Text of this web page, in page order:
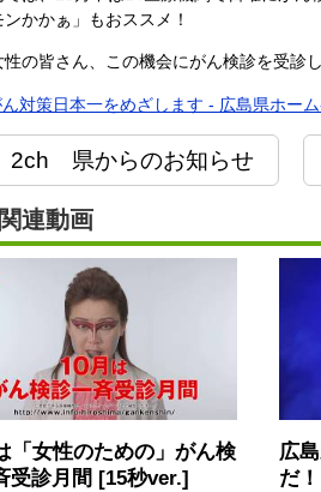
ンかかぁ」もおススメ！
性の皆さん、この機会にがん検診を受診
対策日本一をめざします - 広島県ホー
2ch 県からのお知らせ
関連動画
「女性のための」がん検
受診月間 [15秒ver.]
広
だ！